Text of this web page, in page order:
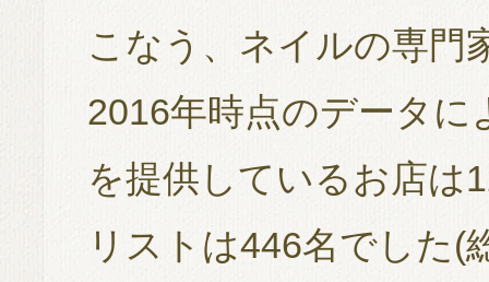
こなう、ネイルの専門
2016年時点のデータ
を提供しているお店は
リストは446名でした(